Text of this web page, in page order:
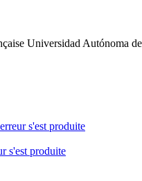
Universidad Autónoma
s'est produite
s'est produite